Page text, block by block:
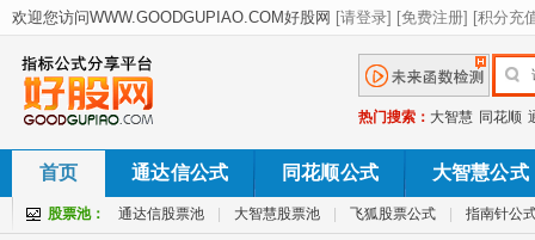
热门搜索： 大智慧 同花顺
首页 通达信公式 同花顺公式 大智慧公式
股票池： 通达信股票池 大智慧股票池 飞狐股票公式 指南针公